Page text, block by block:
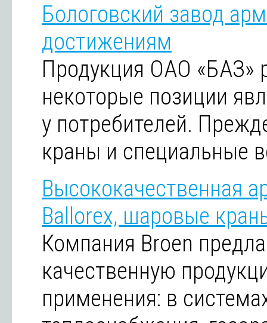
Бологовский завод
достижениям
Продукция ОАО «БАЗ»
некоторые позиции
у потребителей.
краны и специальные
Высококачественная
Ballorex, шаровые
Компания Broen
качественную
применения: в